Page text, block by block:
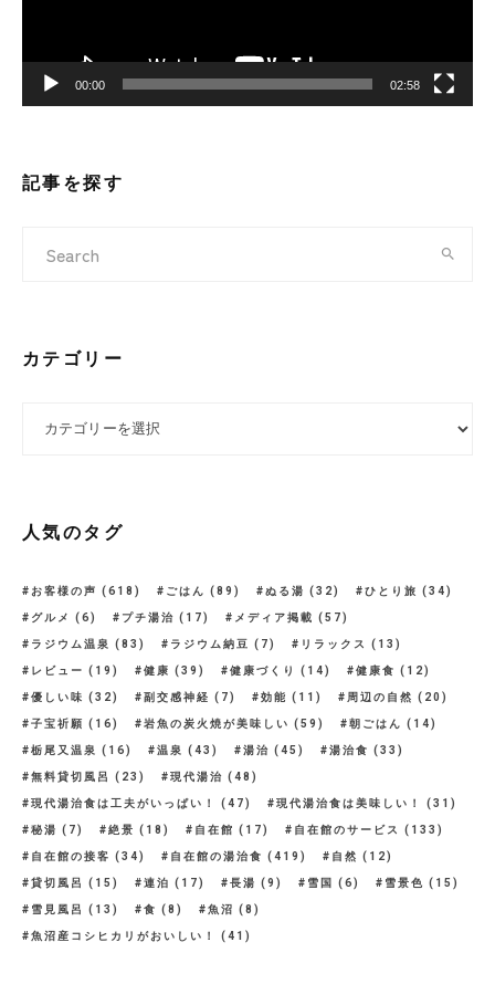
00:00 02:58
記事を探す
カテゴリー
人気のタグ
お客様の声 (618) ごはん (89) ぬる湯 (32) ひとり旅 (34)
グルメ (6) プチ湯治 (17) メディア掲載 (57)
ラジウム温泉 (83) ラジウム納豆 (7) リラックス (13)
レビュー (19) 健康 (39) 健康づくり (14) 健康食 (12)
優しい味 (32) 副交感神経 (7) 効能 (11) 周辺の自然 (20)
子宝祈願 (16) 岩魚の炭火焼が美味しい (59) 朝ごはん (14)
栃尾又温泉 (16) 温泉 (43) 湯治 (45) 湯治食 (33)
無料貸切風呂 (23) 現代湯治 (48)
現代湯治食は工夫がいっぱい！ (47) 現代湯治食は美味しい！ (31)
秘湯 (7) 絶景 (18) 自在館 (17) 自在館のサービス (133)
自在館の接客 (34) 自在館の湯治食 (419) 自然 (12)
貸切風呂 (15) 連泊 (17) 長湯 (9) 雪国 (6) 雪景色 (15)
雪見風呂 (13) 食 (8) 魚沼 (8)
魚沼産コシヒカリがおいしい！ (41)